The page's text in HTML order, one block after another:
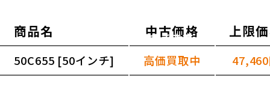
商品名 中古価格 上限
50C655 [50インチ] 高価買取中
横スクロールできます